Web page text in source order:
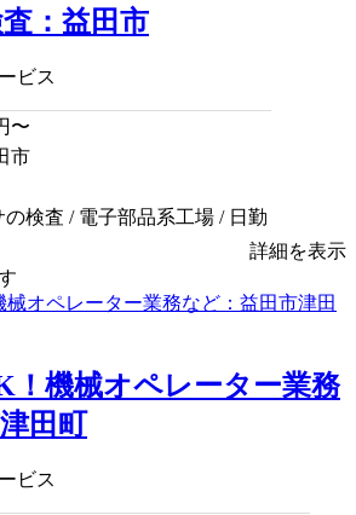
：益田市
ビス
〜
市
の検査 / 電子部品系工場 / 日勤
詳細を表示
！機械オペレーター業務
田町
ビス